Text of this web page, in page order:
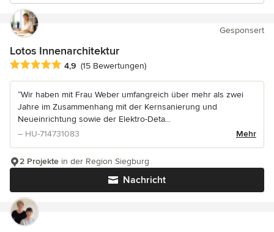
Gesponsert
Lotos Innenarchitektur
Durchschnittliche Bewertung: 4.9 von 5 Sternen
4,9 (15 Bewertungen)
“Wir haben mit Frau Weber umfangreich über mehr als zwei
Jahre im Zusammenhang mit der Kernsanierung und
Neueinrichtung sowie der Elektro-Deta...
– HU-714731083
Mehr
Nachricht
2 Projekte in der Region Siegburg